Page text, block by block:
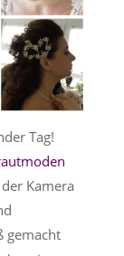
Tag!
Kamera
gemacht